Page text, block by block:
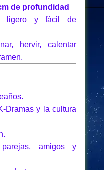
de profundidad
ligero y fácil de
hervir, calentar
Dramas y la cultura
amigos y